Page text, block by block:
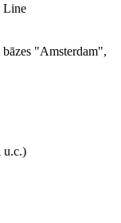
Line
"Amsterdam",
u.c.)